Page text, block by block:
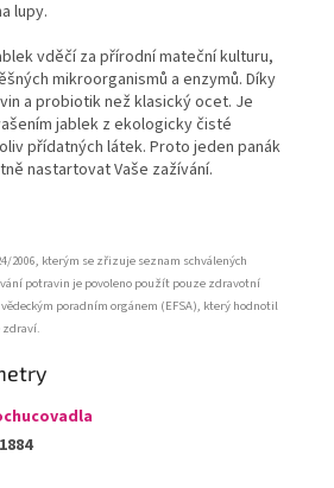
lupy.
vděčí za přírodní mateční kulturu,
mikroorganismů a enzymů. Díky
a probiotik než klasický ocet. Je
jablek z ekologicky čisté
přídatných látek. Proto jeden panák
nastartovat Vaše zažívání.
2006, kterým se zřizuje seznam schválených
potravin je povoleno použít pouze zdravotní
poradním orgánem (EFSA), který hodnotil
zdraví.